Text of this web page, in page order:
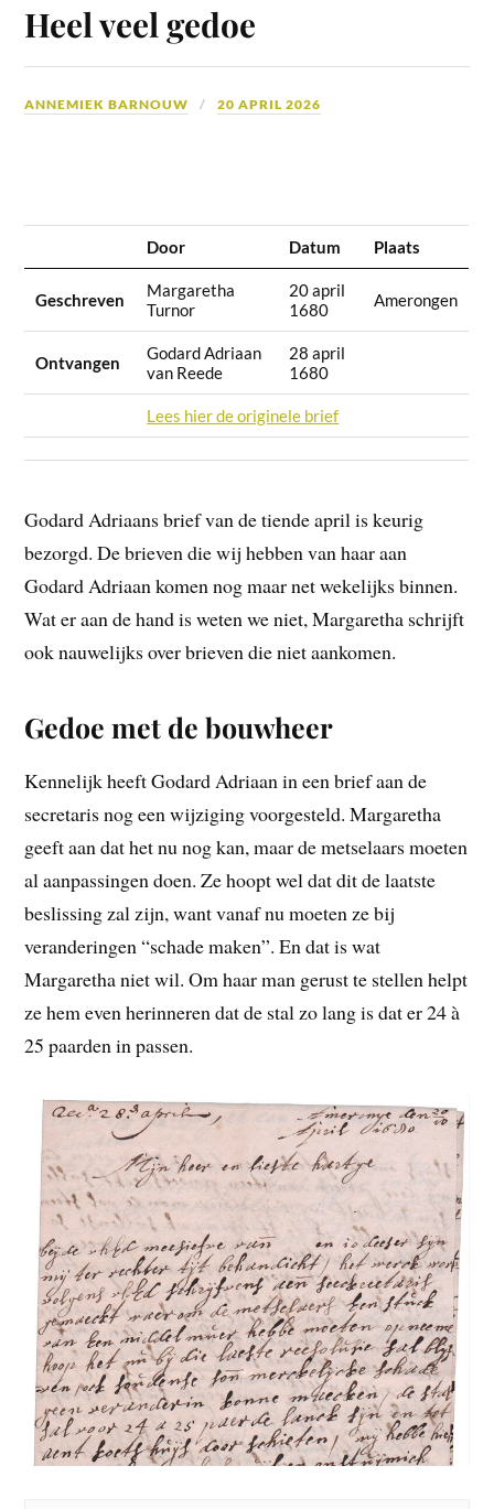
Heel veel gedoe
ANNEMIEK BARNOUW 20 APRIL 2026
Door Datum Plaats
Geschreven
Margaretha
Turnor
20 april
1680
Amerongen
Ontvangen
Godard Adriaan
van Reede
28 april
1680
Lees hier de originele brief
Godard Adriaans brief van de tiende april is keurig
bezorgd. De brieven die wij hebben van haar aan
Godard Adriaan komen nog maar net wekelijks binnen.
Wat er aan de hand is weten we niet, Margaretha schrijft
ook nauwelijks over brieven die niet aankomen.
Gedoe met de bouwheer
Kennelijk heeft Godard Adriaan in een brief aan de
secretaris nog een wijziging voorgesteld. Margaretha
geeft aan dat het nu nog kan, maar de metselaars moeten
al aanpassingen doen. Ze hoopt wel dat dit de laatste
beslissing zal zijn, want vanaf nu moeten ze bij
veranderingen “schade maken”. En dat is wat
Margaretha niet wil. Om haar man gerust te stellen helpt
ze hem even herinneren dat de stal zo lang is dat er 24 à
25 paarden in passen.